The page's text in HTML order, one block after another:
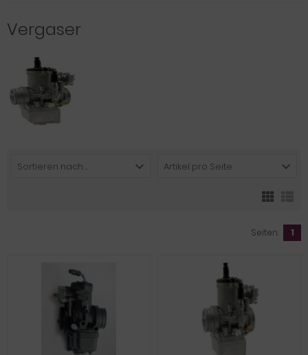
Vergaser
Sortieren nach ... Artikel pro Seite
Seiten: 1